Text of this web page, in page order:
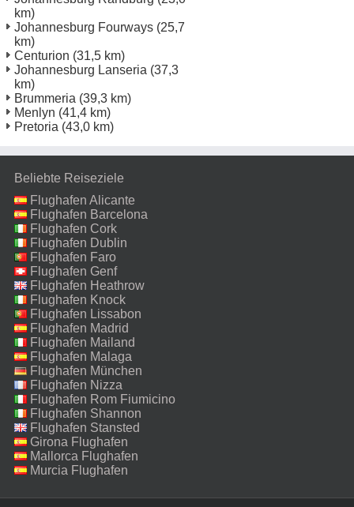
km)
Johannesburg Fourways (25,7
km)
Centurion (31,5 km)
Johannesburg Lanseria (37,3
km)
Brummeria (39,3 km)
Menlyn (41,4 km)
Pretoria (43,0 km)
Beliebte Reiseziele
Flughafen Alicante
Flughafen Barcelona
Flughafen Cork
Flughafen Dublin
Flughafen Faro
Flughafen Genf
Flughafen Heathrow
Flughafen Knock
Flughafen Lissabon
Flughafen Madrid
Flughafen Mailand
Malpensa
Flughafen Malaga
Flughafen München
Flughafen Nizza
Flughafen Rom Fiumicino
Flughafen Shannon
Flughafen Stansted
Girona Flughafen
Mallorca Flughafen
Murcia Flughafen